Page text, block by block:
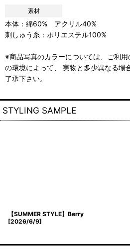
素材
本体：綿60% アクリル40%
刺しゅう糸：ポリエステル100%
※商品写真のカラーについては、ご利
の環境によって、 実物と多少異なる場
了承下さい。
STYLING SAMPLE
【SUMMER STYLE】Berry
[2026/6/9]